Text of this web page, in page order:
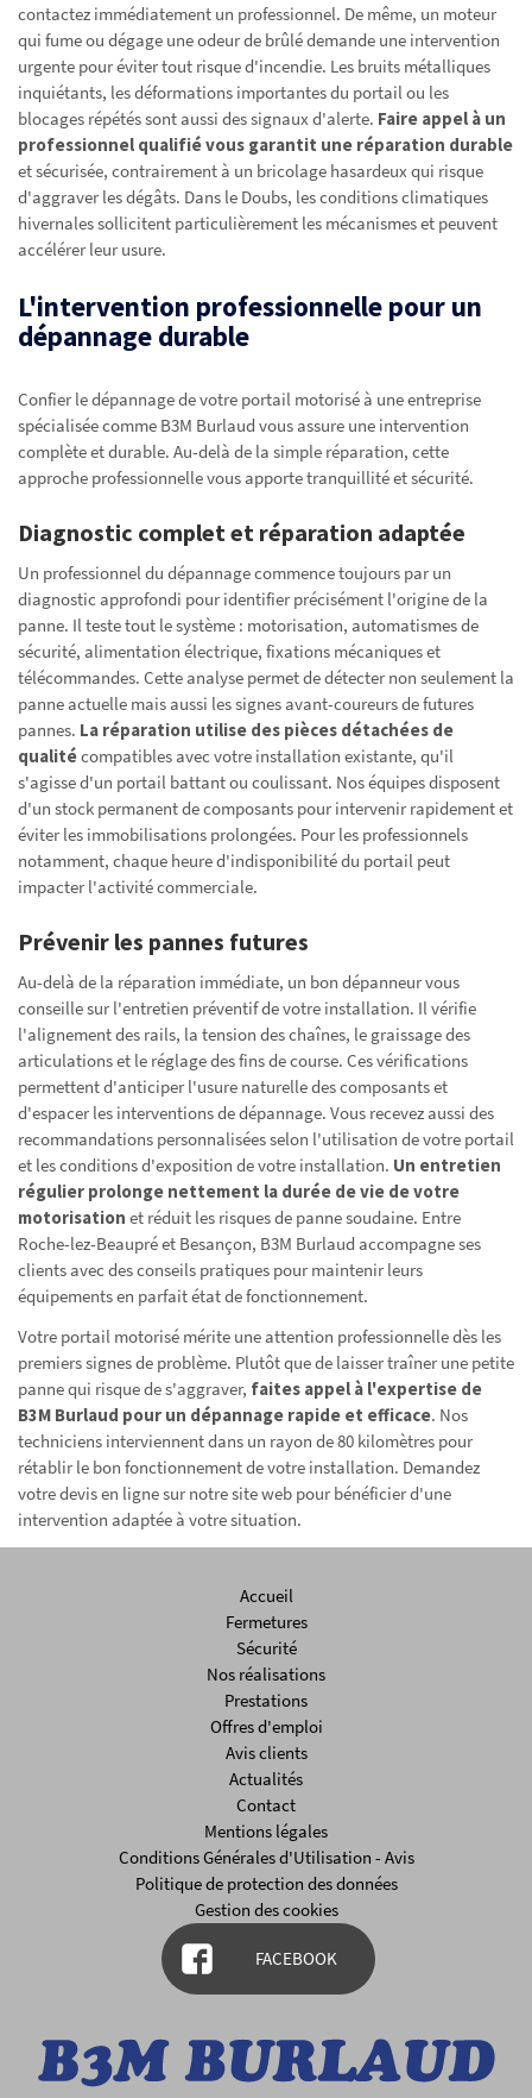
contactez immédiatement un professionnel. De même, un moteur
qui fume ou dégage une odeur de brûlé demande une intervention
urgente pour éviter tout risque d'incendie. Les bruits métalliques
inquiétants, les déformations importantes du portail ou les
blocages répétés sont aussi des signaux d'alerte. Faire appel à un
professionnel qualifié vous garantit une réparation durable
et sécurisée, contrairement à un bricolage hasardeux qui risque
d'aggraver les dégâts. Dans le Doubs, les conditions climatiques
hivernales sollicitent particulièrement les mécanismes et peuvent
accélérer leur usure.
L'intervention professionnelle pour un
dépannage durable
Confier le dépannage de votre portail motorisé à une entreprise
spécialisée comme B3M Burlaud vous assure une intervention
complète et durable. Au-delà de la simple réparation, cette
approche professionnelle vous apporte tranquillité et sécurité.
Diagnostic complet et réparation adaptée
Un professionnel du dépannage commence toujours par un
diagnostic approfondi pour identifier précisément l'origine de la
panne. Il teste tout le système : motorisation, automatismes de
sécurité, alimentation électrique, fixations mécaniques et
télécommandes. Cette analyse permet de détecter non seulement la
panne actuelle mais aussi les signes avant-coureurs de futures
pannes. La réparation utilise des pièces détachées de
qualitécompatibles avec votre installation existante, qu'il
s'agisse d'un portail battant ou coulissant. Nos équipes disposent
d'un stock permanent de composants pour intervenir rapidement et
éviter les immobilisations prolongées. Pour les professionnels
notamment, chaque heure d'indisponibilité du portail peut
impacter l'activité commerciale.
Prévenir les pannes futures
Au-delà de la réparation immédiate, un bon dépanneur vous
conseille sur l'entretien préventif de votre installation. Il vérifie
l'alignement des rails, la tension des chaînes, le graissage des
articulations et le réglage des fins de course. Ces vérifications
permettent d'anticiper l'usure naturelle des composants et
d'espacer les interventions de dépannage. Vous recevez aussi des
recommandations personnalisées selon l'utilisation de votre portail
et les conditions d'exposition de votre installation. Un entretien
régulier prolonge nettement la durée de vie de votre
motorisation et réduit les risques de panne soudaine. Entre
Roche-lez-Beaupré et Besançon, B3M Burlaud accompagne ses
clients avec des conseils pratiques pour maintenir leurs
équipements en parfait état de fonctionnement.
Votre portail motorisé mérite une attention professionnelle dès les
premiers signes de problème. Plutôt que de laisser traîner une petite
panne qui risque de s'aggraver, faites appel à l'expertise de
B3M Burlaud pour un dépannage rapide et efficace. Nos
techniciens interviennent dans un rayon de 80 kilomètres pour
rétablir le bon fonctionnement de votre installation. Demandez
votre devis en ligne sur notre site web pour bénéficier d'une
intervention adaptée à votre situation.
Accueil
Fermetures
Sécurité
Nos réalisations
Prestations
Offres d'emploi
Avis clients
Actualités
Contact
Mentions légales
Conditions Générales d'Utilisation - Avis
Politique de protection des données
Gestion des cookies
FACEBOOK